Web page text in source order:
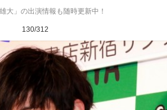
大」の出演情報も随時更新中！
130/312